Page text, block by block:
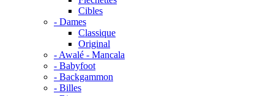
Cibles
- Dames
Classique
Original
- Awalé - Mancala
- Babyfoot
- Backgammon
- Billes